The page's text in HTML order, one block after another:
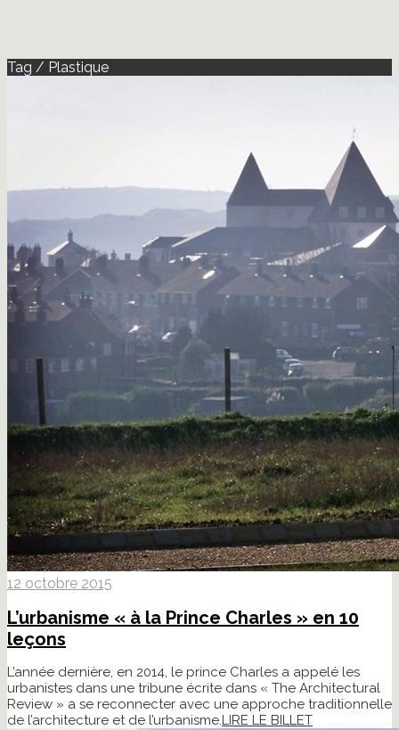
Tag / Plastique
12 octobre 2015
L’urbanisme « à la Prince Charles » en 10
leçons
L’année dernière, en 2014, le prince Charles a appelé les
urbanistes dans une tribune écrite dans « The Architectural
Review » a se reconnecter avec une approche traditionnelle
de l’architecture et de l’urbanisme.LIRE LE BILLET